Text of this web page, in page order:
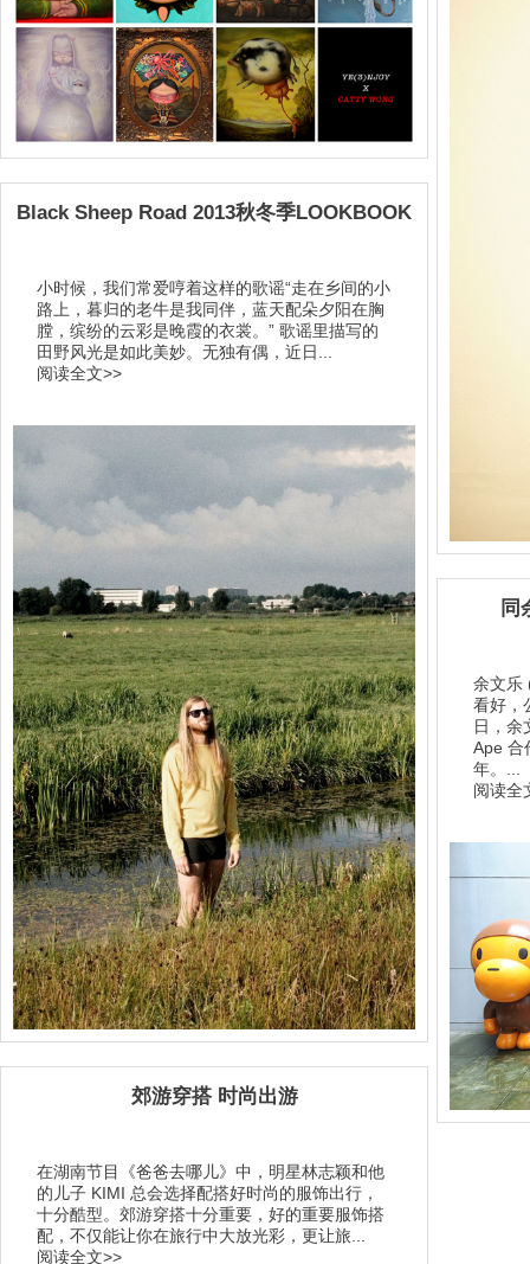
Black Sheep Road 2013秋冬季LOOKBOOK
小时候，我们常爱哼着这样的歌谣“走在乡间的小
路上，暮归的老牛是我同伴，蓝天配朵夕阳在胸
膛，缤纷的云彩是晚霞的衣裳。” 歌谣里描写的
田野风光是如此美妙。无独有偶，近日...
阅读全文>>
同
余文乐
看好，
日，余
Ape 合
年。...
阅读全
郊游穿搭 时尚出游
在湖南节目《爸爸去哪儿》中，明星林志颖和他
的儿子 KIMI 总会选择配搭好时尚的服饰出行，
十分酷型。郊游穿搭十分重要，好的重要服饰搭
配，不仅能让你在旅行中大放光彩，更让旅...
阅读全文>>